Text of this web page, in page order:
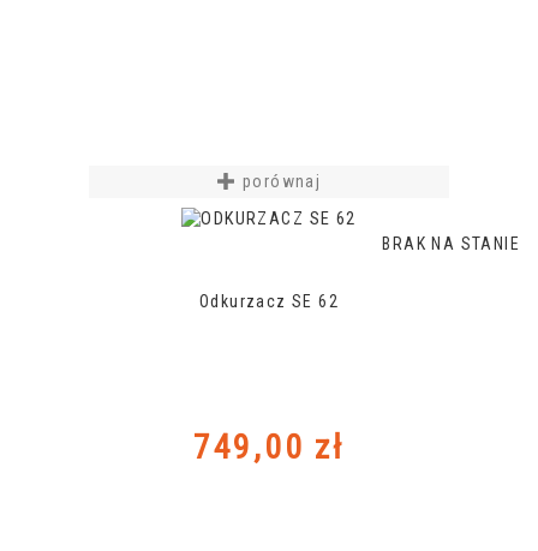
porównaj
BRAK NA STANIE
Odkurzacz SE 62
Cena
749,00 zł